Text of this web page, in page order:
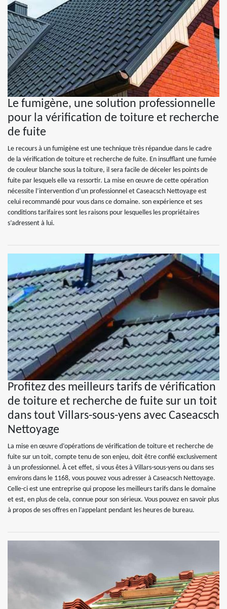
Le fumigène, une solution professionnelle
pour la vérification de toiture et recherche
de fuite
Le recours à un fumigène est une technique très répandue dans le cadre
de la vérification de toiture et recherche de fuite. En insufflant une fumée
de couleur blanche sous la toiture, il sera facile de déceler les points de
fuite par lesquels elle va ressortir. La mise en œuvre de cette opération
nécessite l’intervention d’un professionnel et Caseacsch Nettoyage est
celui recommandé pour vous dans ce domaine. son expérience et ses
conditions tarifaires sont les raisons pour lesquelles les propriétaires
s’adressent à lui.
Profitez des meilleurs tarifs de vérification
de toiture et recherche de fuite sur un toit
dans tout Villars-sous-yens avec Caseacsch
Nettoyage
La mise en œuvre d’opérations de vérification de toiture et recherche de
fuite sur un toit, compte tenu de son enjeu, doit être confié exclusivement
à un professionnel. À cet effet, si vous êtes à Villars-sous-yens ou dans ses
environs dans le 1168, vous pouvez vous adresser à Caseacsch Nettoyage.
Celle-ci est une entreprise qui propose les meilleurs tarifs dans le domaine
et est, en plus de cela, connue pour son sérieux. Vous pouvez en savoir plus
à propos de ses offres en l’appelant pendant les heures de bureau.